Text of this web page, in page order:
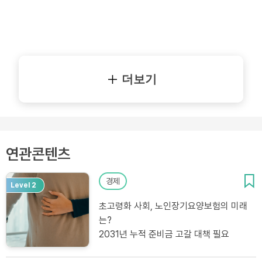
더보기
연관콘텐츠
Level 2 경제
초고령화 사회, 노인장기요양보험의 미래
는?
2031년 누적 준비금 고갈 대책 필요